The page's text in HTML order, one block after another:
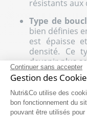
Continuer sans accepter
Gestion des
Nutri&Co utilise des
bon fonctionnement du
pouvant être utilisés pour
résistants aux
Type de
bien définies
est épaisse
densité. Ce
devenir plus
Cheveux
Les cheveux de